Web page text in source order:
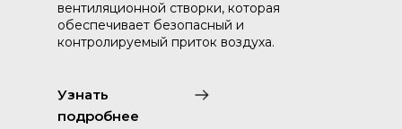
Узнать
подробнее
вентиляционной створки, которая
обеспечивает безопасный и
контролируемый приток воздуха.